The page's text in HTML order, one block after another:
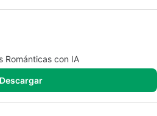
Románticas con IA
Descargar